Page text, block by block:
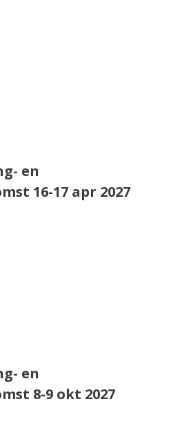
en
16-17 apr 2027
en
8-9 okt 2027